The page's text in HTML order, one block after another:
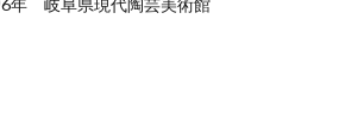
年 岐阜県現代陶芸美術館